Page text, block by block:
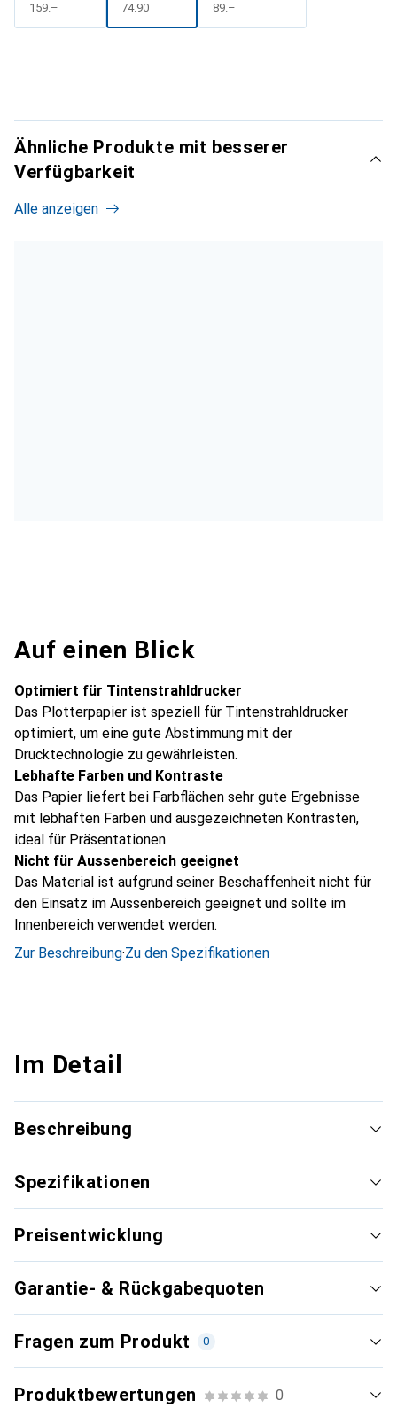
CHF
159.– CHF
74.90 CHF
89.–
Ähnliche Produkte mit besserer
Verfügbarkeit
Alle anzeigen
Auf einen Blick
Optimiert für Tintenstrahldrucker
Das Plotterpapier ist speziell für Tintenstrahldrucker
optimiert, um eine gute Abstimmung mit der
Drucktechnologie zu gewährleisten.
Lebhafte Farben und Kontraste
Das Papier liefert bei Farbflächen sehr gute Ergebnisse
mit lebhaften Farben und ausgezeichneten Kontrasten,
ideal für Präsentationen.
Nicht für Aussenbereich geeignet
Das Material ist aufgrund seiner Beschaffenheit nicht für
den Einsatz im Aussenbereich geeignet und sollte im
Innenbereich verwendet werden.
Zur Beschreibung·Zu den Spezifikationen
Im Detail
Beschreibung
Spezifikationen
Preisentwicklung
Garantie- & Rückgabequoten
Fragen zum Produkt 0
Produktbewertungen 0